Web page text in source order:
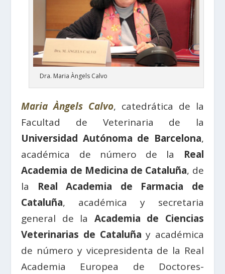
Dra. Maria Àngels Calvo
Maria Àngels Calvo, catedrática de la
Facultad de Veterinaria de la
Universidad Autónoma de Barcelona,
académica de número de la Real
Academia de Medicina de Cataluña, de
la Real Academia de Farmacia de
Cataluña, académica y secretaria
general de la Academia de Ciencias
Veterinarias de Cataluña y académica
de número y vicepresidenta de la Real
Academia Europea de Doctores-